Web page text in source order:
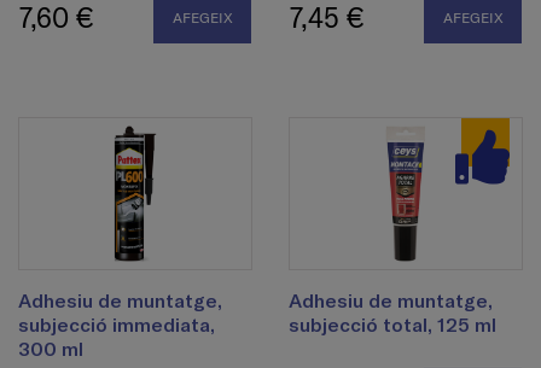
7,60 € AFEGEIX 7,45 € AFEGEIX
Adhesiu de muntatge,
subjecció immediata,
300 ml
Adhesiu de muntatge,
subjecció total, 125 ml